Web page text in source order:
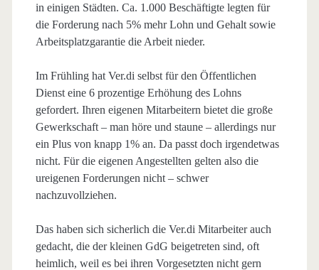
in einigen Städten. Ca. 1.000 Beschäftigte legten für
die Forderung nach 5% mehr Lohn und Gehalt sowie
Arbeitsplatzgarantie die Arbeit nieder.
Im Frühling hat Ver.di selbst für den Öffentlichen
Dienst eine 6 prozentige Erhöhung des Lohns
gefordert. Ihren eigenen Mitarbeitern bietet die große
Gewerkschaft – man höre und staune – allerdings nur
ein Plus von knapp 1% an. Da passt doch irgendetwas
nicht. Für die eigenen Angestellten gelten also die
ureigenen Forderungen nicht – schwer
nachzuvollziehen.
Das haben sich sicherlich die Ver.di Mitarbeiter auch
gedacht, die der kleinen GdG beigetreten sind, oft
heimlich, weil es bei ihren Vorgesetzten nicht gern